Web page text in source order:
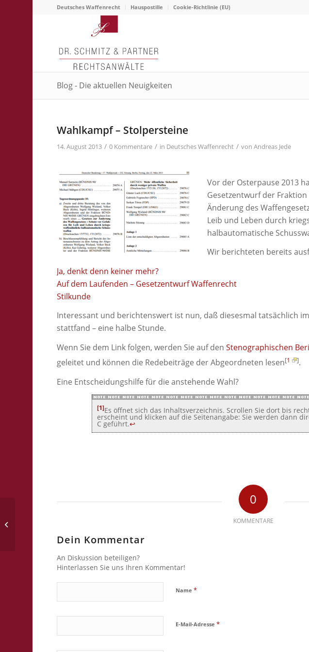
Deutsches Waffenrecht Hauspostille Cookie-Richtlinie (EU)
Blog - Die aktuellen Neuigkeiten
Wahlkampf – Stolpersteine
14. August 2013 / 0 Kommentare / in Deutsches Waffenrecht / vonAndreas Jede
Vor der Osterpause 2013
Gesetzentwurf der Fraktion
Änderung des
Leib und Leben durch
halbautomatische
Wir berichteten bereits
Ja, denkt denn keiner mehr?
Auf dem Laufenden – Gesetzentwurf Waffenrecht
Stilkunde
Interessant und berichtenswert ist nun, daß diesesmal tatsächlich
stattfand – eine halbe Stunde.
Wenn Sie dem Link folgen, werden Sie auf denStenographischen
geleitet und können die Redebeiträge der Abgeordneten lesen[1 ].
Eine Entscheidungshilfe für die anstehende Wahl?
[1]Es öffnet sich das Inhaltsverzeichnis. Scrollen Sie dort bis
erscheint und klicken auf die Seitenangabe: Sie werden dann
C geführt.↩
0
KOMMENTARE
Dein Kommentar
An Diskussion beteiligen?
Hinterlassen Sie uns Ihren Kommentar!
Name*
E-Mail-Adresse*